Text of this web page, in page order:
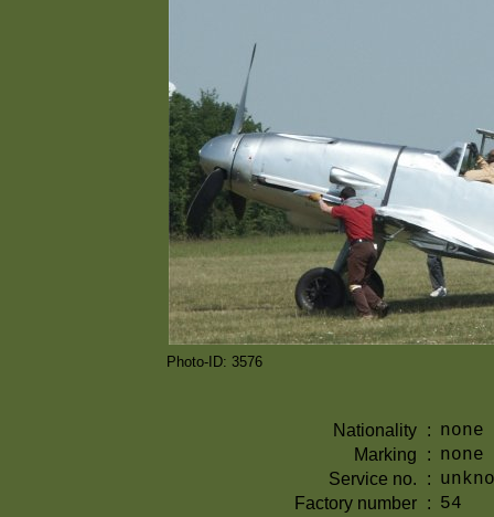
Photo-ID: 3576
Nationality : none
Marking : none
Service no. :
Factory number : 54